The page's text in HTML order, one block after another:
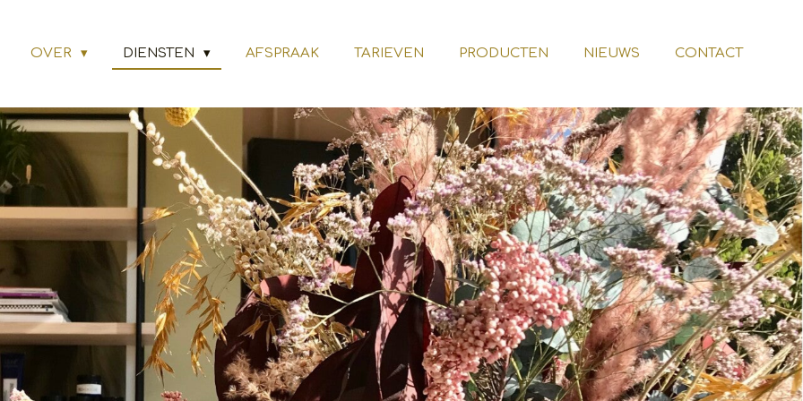
OVER DIENSTEN AFSPRAAK TARIEVEN PRODUCTEN NIEUWS CONTACT